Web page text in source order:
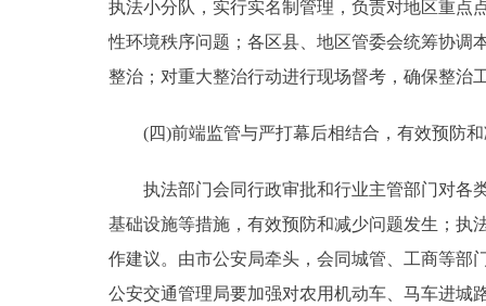
执法小分队，实行实名制管理，负责对地区重点
性环境秩序问题；各区县、地区管委会统筹协调
整治；对重大整治行动进行现场督考，确保整治
(四)前端监管与严打幕后相结合，有效预防和
执法部门会同行政审批和行业主管部门对各类
基础设施等措施，有效预防和减少问题发生；执
作建议。由市公安局牵头，会同城管、工商等部
公安交通管理局要加强对农用机动车、马车进城